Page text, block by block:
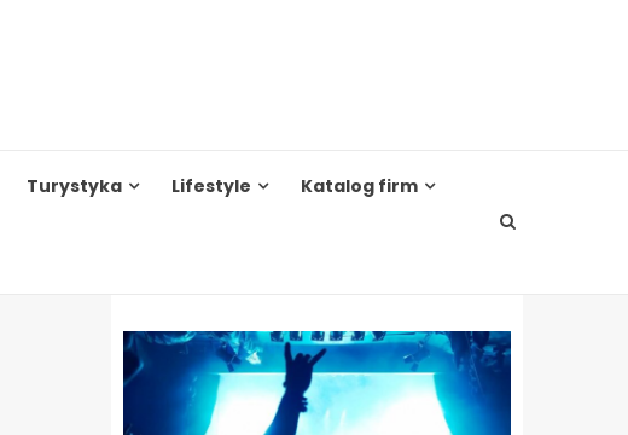
Turystyka Lifestyle Katalog firm